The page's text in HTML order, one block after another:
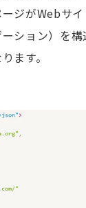
ージがWebサ
ション）を
ます。